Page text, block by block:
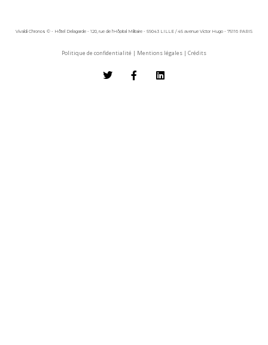
Vivaldi Chronos © - Hôtel Delagarde - 120, rue de l'Hôpital Militaire - 59043 LILLE / 45 avenue Victor Hugo - 75116 PARIS
Politique de confidentialité | Mentions légales | Crédits